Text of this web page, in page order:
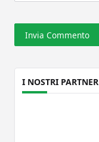
I NOSTRI PARTNER